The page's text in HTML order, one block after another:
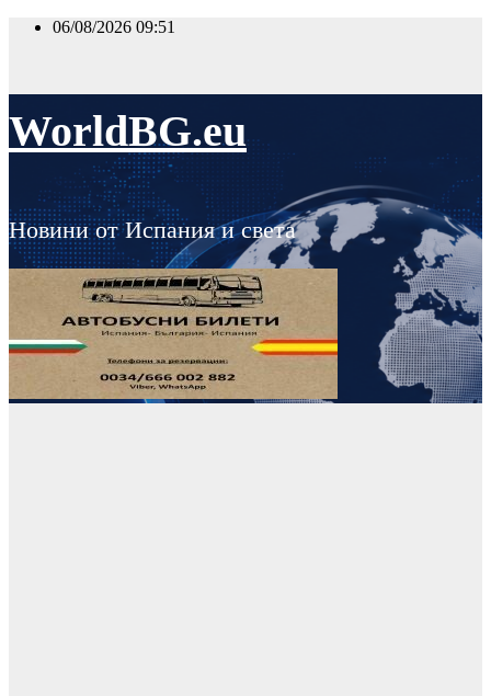
Skip
06/08/2026 09:51
WorldBG.eu
Новини от Испания и света